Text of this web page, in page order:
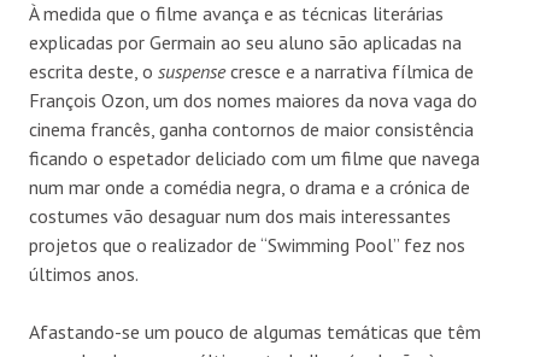
À medida que o filme avança e as técnicas literárias
explicadas por Germain ao seu aluno são aplicadas na
escrita deste, o suspensecresce e a narrativa fílmica de
François Ozon, um dos nomes maiores da nova vaga do
cinema francês, ganha contornos de maior consistência
ficando o espetador deliciado com um filme que navega
num mar onde a comédia negra, o drama e a crónica de
costumes vão desaguar num dos mais interessantes
projetos que o realizador de “Swimming Pool” fez nos
últimos anos.
Afastando-se um pouco de algumas temáticas que têm